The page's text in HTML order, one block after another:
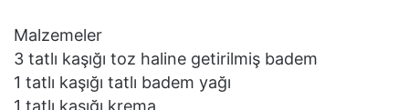
Malzemeler
3 tatlı kaşığı toz haline getirilmiş badem
1 tatlı kaşığı tatlı badem yağı
1 tatlı kaşığı krema